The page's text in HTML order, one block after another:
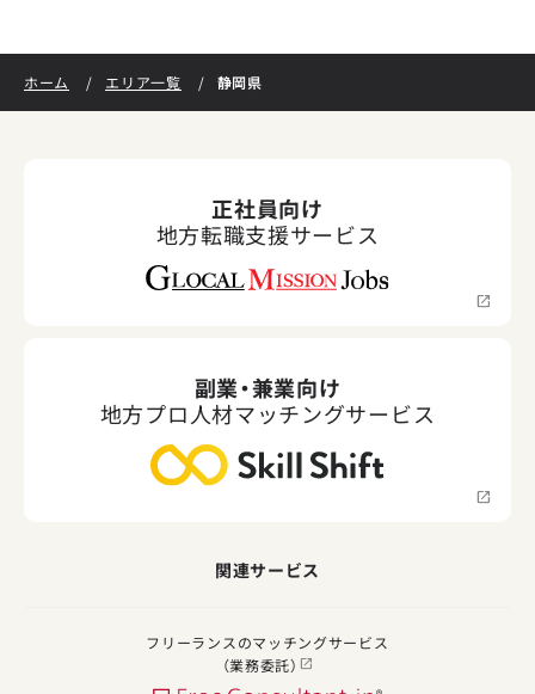
ホーム エリア一覧 静岡県
正社員向け
地方転職支援サービス
副業・兼業向け
地方プロ人材マッチングサービス
関連サービス
フリーランスのマッチングサービス
（業務委託）